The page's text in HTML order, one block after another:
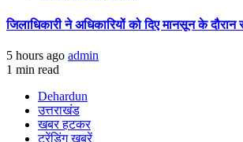
जिलाधिकारी ने अधिकारियों को दिए मानसून के दौरान
5 hours ago admin
1 min read
Dehardun
उत्तराखंड
खबर हटकर
ट्रेंडिंग खबरें